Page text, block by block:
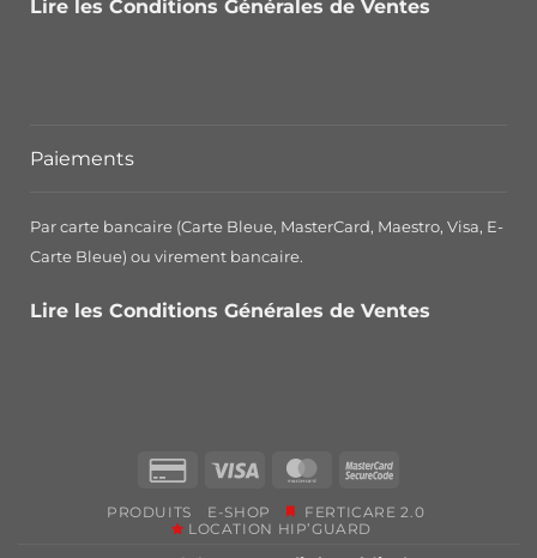
Lire les Conditions Générales de Ventes
Paiements
Par carte bancaire (Carte Bleue, MasterCard, Maestro, Visa, E-
Carte Bleue) ou virement bancaire.
Lire les Conditions Générales de Ventes
Credit
2
Visa MasterCardMasterCard
PRODUITS E-SHOP
FERTICARE 2.0
LOCATION HIP’GUARD